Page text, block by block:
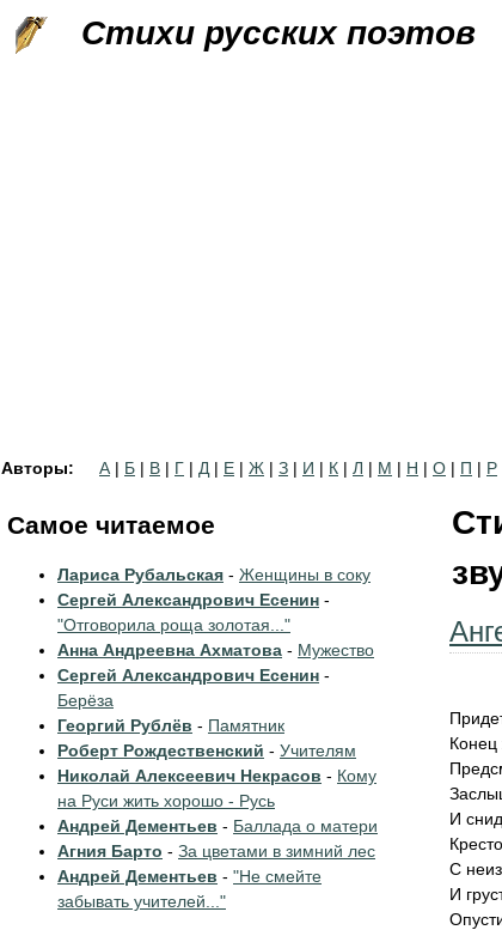
Стихи русских поэтов
Авторы: А | Б | В | Г | Д | Е | Ж | З | И | К | Л | М | Н | О | П | Р
Конец
И
С
И
Самое читаемое
Лариса Рубальская - Женщины в соку
Сергей Александрович Есенин -
"Отговорила роща золотая..."
Анна Андреевна Ахматова - Мужество
Сергей Александрович Есенин -
Берёза
Георгий Рублёв - Памятник
Роберт Рождественский - Учителям
Николай Алексеевич Некрасов - Кому
на Руси жить хорошо - Русь
Андрей Дементьев - Баллада о матери
Агния Барто - За цветами в зимний лес
Андрей Дементьев - "Не смейте
забывать учителей..."